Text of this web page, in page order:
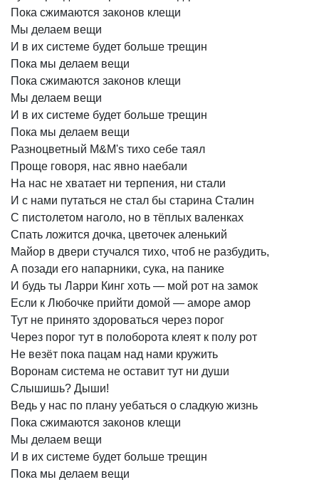
Пока сжимаются законов клещи
Мы делаем вещи
И в их системе будет больше трещин
Пока мы делаем вещи
Пока сжимаются законов клещи
Мы делаем вещи
И в их системе будет больше трещин
Пока мы делаем вещи
Разноцветный M&M's тихо себе таял
Проще говоря, нас явно наебали
На нас не хватает ни терпения, ни стали
И с нами путаться не стал бы старина Сталин
С пистолетом наголо, но в тёплых валенках
Спать ложится дочка, цветочек аленький
Майор в двери стучался тихо, чтоб не разбудить,
А позади его напарники, сука, на панике
И будь ты Ларри Кинг хоть — мой рот на замок
Если к Любочке прийти домой — аморе амор
Тут не принято здороваться через порог
Через порог тут в полоборота клеят к полу рот
Не везёт пока пацам над нами кружить
Воронам система не оставит тут ни души
Слышишь? Дыши!
Ведь у нас по плану уебаться о сладкую жизнь
Пока сжимаются законов клещи
Мы делаем вещи
И в их системе будет больше трещин
Пока мы делаем вещи